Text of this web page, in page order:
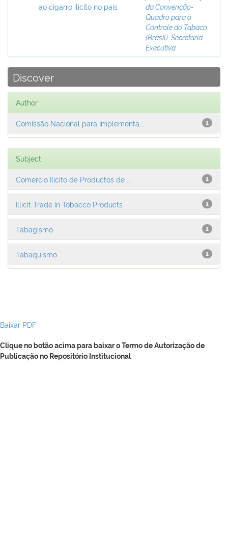
ao cigarro ilícito no país
da Convenção-
Quadro para o
Controle do Tabaco
(Brasil). Secretaria
Executiva
Discover
Author
1
Comissão Nacional para Implementa...
Subject
1
Comercio Ilícito de Productos de ...
1
Illicit Trade in Tobacco Products
1
Tabagismo
1
Tabaquismo
Baixar PDF
Clique no botão acima para baixar o Termo de Autorização de
Publicação no Repositório Institucional